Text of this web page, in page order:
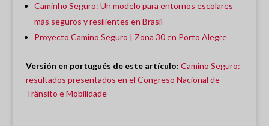
Caminho Seguro: Un modelo para entornos escolares
más seguros y resilientes en Brasil
Proyecto Camino Seguro | Zona 30 en Porto Alegre
Versión en portugués de este artículo: Camino Seguro:
resultados presentados en el Congreso Nacional de
Trânsito e Mobilidade